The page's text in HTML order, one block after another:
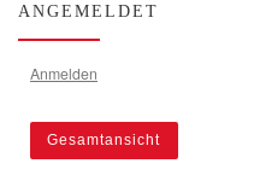
ANGEMELDET
Anmelden
Gesamtansicht